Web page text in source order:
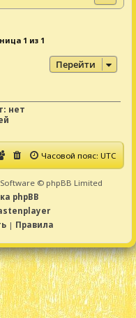
е
т
ь
к
а
л
у
1 из 1
Перейти
нет
Часовой пояс:UTC
© phpBB Limited
phpBB
| Правила